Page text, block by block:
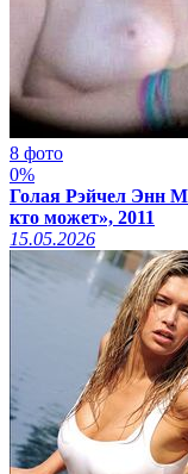
8 фото
0%
Голая Рэйчел Энн
кто может», 2011
15.05.2026